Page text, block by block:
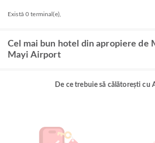
Există 0 terminal(e),
Cel mai bun hotel din apropiere de
Mayi Airport
De ce trebuie să călătorești cu